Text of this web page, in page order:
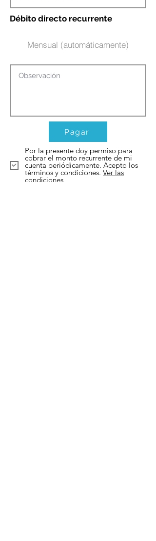
Débito directo recurrente
Mensual (automáticamente)
Pagar
Por la presente doy permiso para
cobrar el monto recurrente de mi
cuenta periódicamente. Acepto los
términos y condiciones. Ver las
condiciones